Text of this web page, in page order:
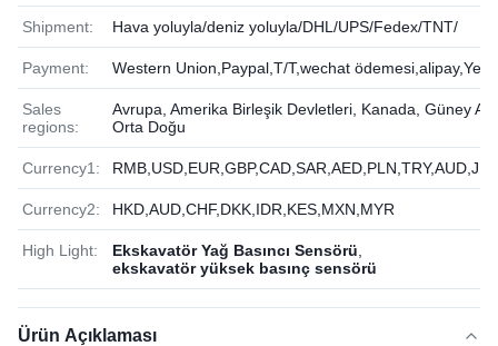
Shipment: Hava yoluyla/deniz yoluyla/DHL/UPS/Fedex/TNT/
Payment: Western Union,Paypal,T/T,wechat
Sales
regions:
Avrupa, Amerika Birleşik Devletleri, Kanada, Güney
Orta Doğu
Currency1:
Currency2: HKD,AUD,CHF,DKK,IDR,KES,MXN,MYR
High Light: Ekskavatör Yağ Basıncı Sensörü
ekskavatör yüksek basınç sensörü
Ürün Açıklaması